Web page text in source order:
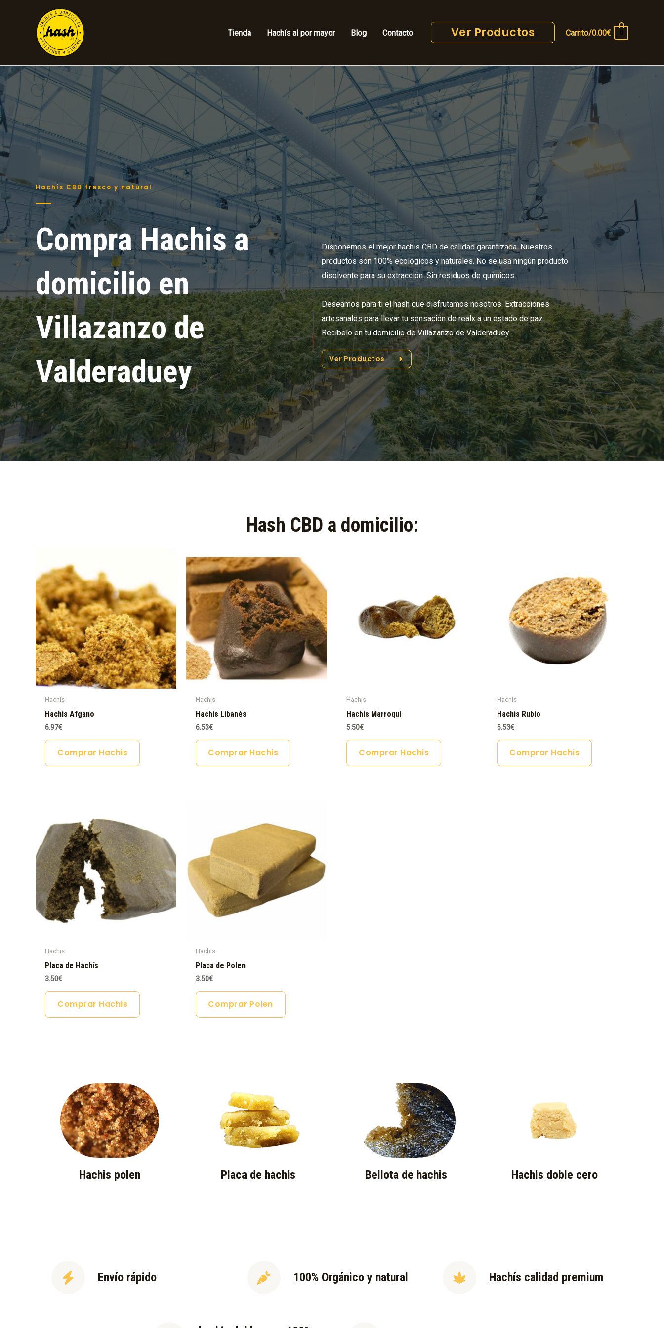
Tienda Hachís al por mayor Blog Contacto Ver Productos Carrito/0.00€ 0
Hachís CBD fresco y natural
Compra Hachis a
domicilio en
Villazanzo de
Valderaduey
Disponemos el mejor hachis CBD de calidad garantizada. Nuestros
productos son 100% ecológicos y naturales. No se usa ningún producto
disolvente para su extracción. Sin residuos de químicos.
Deseamos para ti el hash que disfrutamos nosotros. Extracciones
artesanales para llevar tu sensación de realx a un estado de paz.
Recíbelo en tu domicilio de Villazanzo de Valderaduey
Ver Productos
Hash CBD a domicilio:​
Hachis
Hachis Afgano
6.97€
Comprar Hachis
Hachis
Hachis Libanés
6.53€
Comprar Hachis
Hachis
Hachis Marroquí
5.50€
Comprar Hachis
Hachis
Hachis Rubio
6.53€
Comprar Hachis
Hachis
Placa de Hachís
3.50€
Comprar Hachis
Hachis
Placa de Polen
3.50€
Comprar Polen
Hachis polen Placa de hachis Bellota de hachis Hachis doble cero
Envío rápido 100% Orgánico y natural Hachís calidad premium